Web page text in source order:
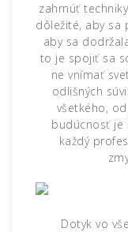
zahrnúť
dôležité, aby sa
aby sa
to je spojiť sa
ne vnímať
odlišných
všetkého,
budúcnosť je
každý
Dotyk vo